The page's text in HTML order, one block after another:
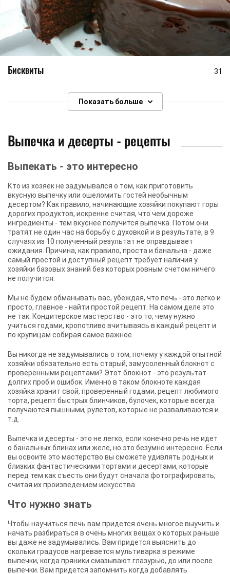
Бисквиты 31
Показать больше
Выпечка и десерты - рецепты
Выпекать - это интересно
Кто из хозяек не задумывался о том, как приготовить
вкусную выпечку или ошеломить гостей необычным
десертом? Как правило, начинающие хозяйки покупают горы
дорогих продуктов, искренне считая, что чем дороже
ингредиенты - тем вкуснее получится выпечка. Потом они
тратят не один час на борьбу с духовкой и в результате, в 9
случаях из 10 полученный результат не оправдывает
ожидания. Причина, как правило, проста и банальна - даже
самый простой и доступный рецепт требует наличия у
хозяйки базовых знаний без которых ровным счетом ничего
не получится.
Мы не будем обманывать вас, убеждая, что печь - это легко и
просто, главное - найти простой рецепт. На самом деле это
не так. Кондитерское мастерство - это то, чему нужно
учиться годами, кропотливо вчитываясь в каждый рецепт и
по крупицам собирая самое важное.
Вы никогда не задумывались о том, почему у каждой опытной
хозяйки обязательно есть старый, замусоленный блокнот с
проверенными рецептами? Этот блокнот - это результат
долгих проб и ошибок. Именно в таком блокноте каждая
хозяйка хранит свой, проверенный годами, рецепт любимого
торта, рецепт быстрых блинчиков, булочек, которые всегда
получаются пышными, рулетов, которые не разваливаются и
т.д.
Выпечка и десерты - это не легко, если конечно речь не идет
о банальных блинах или желе, но это безумно интересно. Если
вы освоите это мастерство вы сможете удивлять родных и
близких фантастическими тортами и десертами, которые
перед тем как съесть они будут сначала фотографировать,
считая их произведением искусства.
Что нужно знать
Чтобы научиться печь вам придется очень многое выучить и
начать разбираться в очень многих вещах о которых раньше
вы даже не задумывались. Вам придется выяснить до
скольки градусов нагревается мультиварка в режиме
выпечки, когда пряники смазывают глазурью, до или после
выпечки. Вам придется запомнить когда добавлять